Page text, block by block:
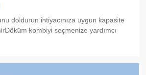
doldurun ihtiyacınıza uygun kapasite
kombiyi seçmenize yardımcı